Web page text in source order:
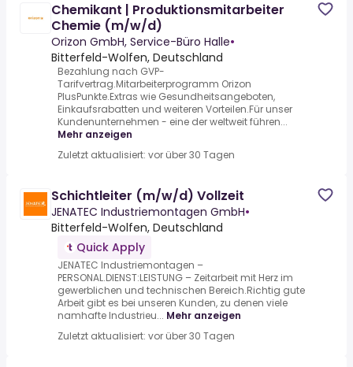
Chemikant | Produktionsmitarbeiter
Chemie (m/w/d)
Orizon GmbH, Service-Büro Halle•
Bitterfeld-Wolfen, Deutschland
Bezahlung nach GVP-
Tarifvertrag.Mitarbeiterprogramm Orizon
PlusPunkte.Extras wie Gesundheitsangeboten,
Einkaufsrabatten und weiteren Vorteilen.Für unser
Kundenunternehmen - eine der weltweit führen...
Mehr anzeigen
Zuletzt aktualisiert: vor über 30 Tagen
Schichtleiter (m/w/d) Vollzeit
JENATEC Industriemontagen GmbH•
Bitterfeld-Wolfen, Deutschland
Quick Apply
JENATEC Industriemontagen –
PERSONAL.DIENST:LEISTUNG – Zeitarbeit mit Herz im
gewerblichen und technischen Bereich.Richtig gute
Arbeit gibt es bei unseren Kunden, zu denen viele
namhafte Industrieu... Mehr anzeigen
Zuletzt aktualisiert: vor über 30 Tagen